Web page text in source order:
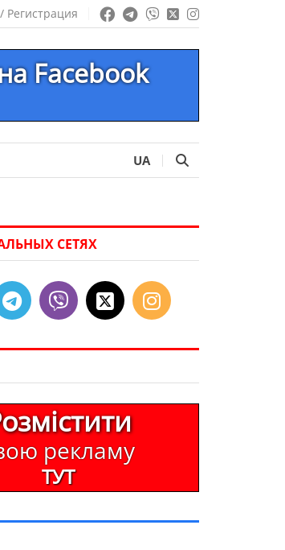
Регистрация
Facebook
UA
СЕТЯХ
рекламу
ТУТ